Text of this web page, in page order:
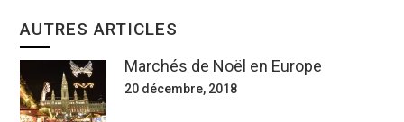
AUTRES ARTICLES
Marchés de Noël en Europe
20 décembre, 2018